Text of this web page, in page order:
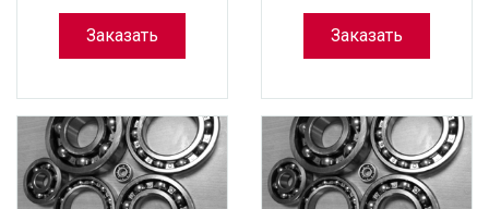
Заказать Заказать